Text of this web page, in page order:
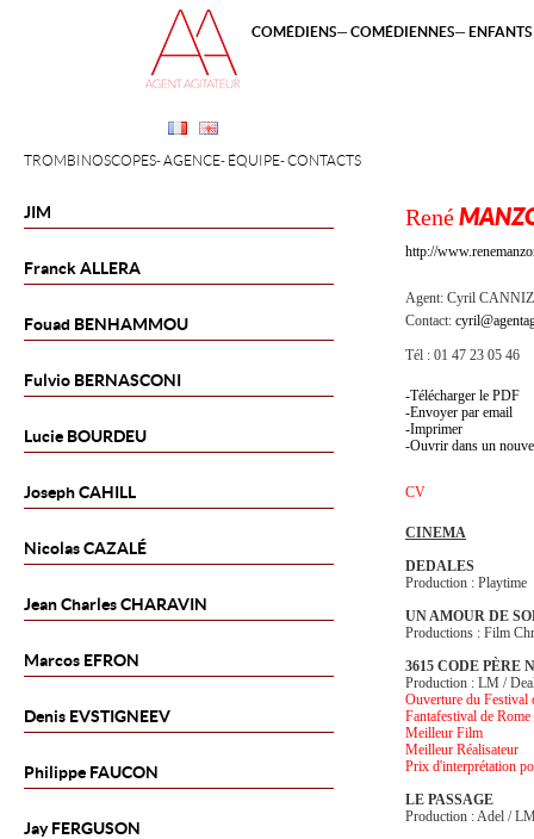
JIM
FranckALLERA
Fouad BENHAMMOU
Fulvio BERNASCONI
Lucie BOURDEU
JosephCAHILL
NicolasCAZALÉ
Jean CharlesCHARAVIN
Marcos EFRON
Denis EVSTIGNEEV
Philippe FAUCON
JayFERGUSON
TROMBINOSCOPES AGENCE ÉQUIPE CONTACTS
COMÉDIENS COMÉDIENNES
René
http://
Agent: Cyril
Contact:
Tél : 01 47 23 05 46
Télécharger le PDF
Envoyer par email
Imprimer
Ouvrir dans un
CV
CINEMA
DEDALES
Production : Playtime
UN AMOUR DE
Productions : Film
3615 CODE PÈRE
Production : LM /
Ouverture du Festival
Fantafestival de
Meilleur Film
Meilleur Réalisateur
Prix d'interprétation
LE PASSAGE
Production : Adel /